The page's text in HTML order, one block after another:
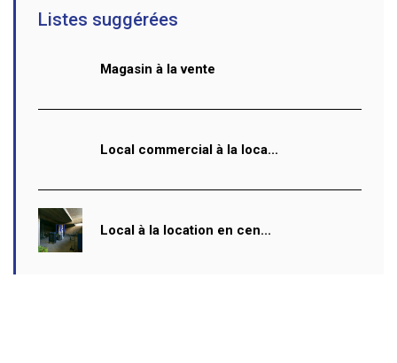
Listes suggérées
Magasin à la vente
Local commercial à la loca...
Local à la location en cen...